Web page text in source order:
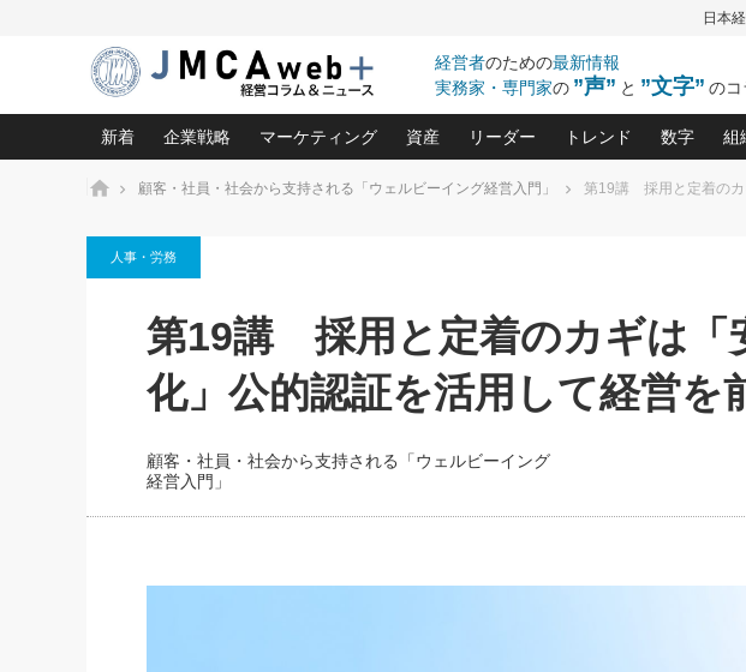
日本
経営者のための最新情報
実務家・専門家の ”声” と ”文字” のコ
新着
相談15：銀行がやたらと固定金
利を勧めてきます！やはり固定
がよいのでしょうか！
2026.08.7
第153回「内需企業があっとい
う間にグローバル成長企業に」
FOOD & LIFE COMPANIES
企業戦略
中小企業の「１位づくり」戦略(96)
利益を最大化する「業務改善」横田尚哉氏(5)
強い会社を築く ビジネス・クリニック(240)
日本レーザー「人を大切にしながら利益を上げる経営」の極意
(3)
武器としてのM&A入門(3)
社長のための“儲かる通販”戦略視点(151)
継続経営 百話百行(85)
マーケティング
ロングセラーの玉手箱(9)
大復活＆快進撃！ユニバーサルスタジオジャパンの成功要因と
は(5)
資産
中国経済の最新動向(204)
事業承継の前に、決めておきたい、知って
きたいコト(12)
会社と社長のための資産管理講座(95)
深読み企業分析(153)
リーダー
ピョートル・F・グジバチの『経営
指導者たる者かくあるべし(635)
朝礼・会議での「社長の３分間ス
楠木建の「経営知になる考え方」
トレンド
北村森の「今月のヒ
次の売れ筋をつかむ
社長のメシの種
数字
おカネ
会社を
強い決算
損益分岐
決算書の
賢い社長
組
ホーム 顧客・社員・社会から支持される「ウェルビーイング経営入門」 第19講 採用と定着のカ
人事・労務
第19講 採用と定着のカギは「
化」公的認証を活用して経営を
顧客・社員・社会から支持される「ウェルビーイング
経営入門」